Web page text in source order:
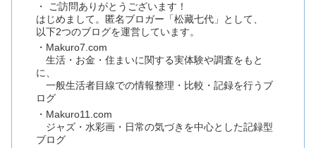
・ ご訪問ありがとうございます！
はじめまして。匿名ブロガー「松藏七代」として、
以下2つのブログを運営しています。
・Makuro7.com
生活・お金・住まいに関する実体験や調査をもと
に、
一般生活者目線での情報整理・比較・記録を行うブ
ログ
・Makuro11.com
ジャズ・水彩画・日常の気づきを中心とした記録型
ブログ